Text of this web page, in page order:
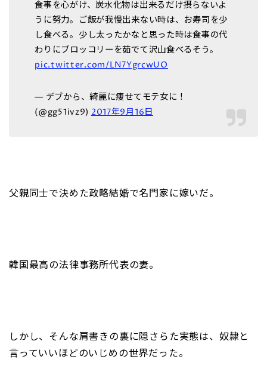
食事を心がけ、炭水化物は出来るだけ摂らないよ
うに努力。ご飯が我慢出来ない時は、お寿司を少
し食べる。少し太ったかなと思った時は食事の代
わりにブロッコリーを茹でて沢山食べるそう。
pic.twitter.com/LN7YgrcwUO
— デブから、綺麗に痩せてモテ女に！
(@gg51ivz9) 2017年9月16日
父親同士で決めた政略結婚で名門家に嫁いだ。
韓国最高の法律事務所代表の妻。
しかし、そんな肩書きの裏に隠さらた実態は、奴隷と
言っていいほどのいじめの世界だった。